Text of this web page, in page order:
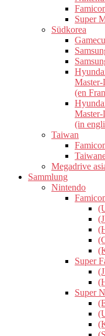
Super
Südkorea
Master-
(en
Master-
(in
Taiwan
Megadrive
Sammlung
Nintendo
Super
Super